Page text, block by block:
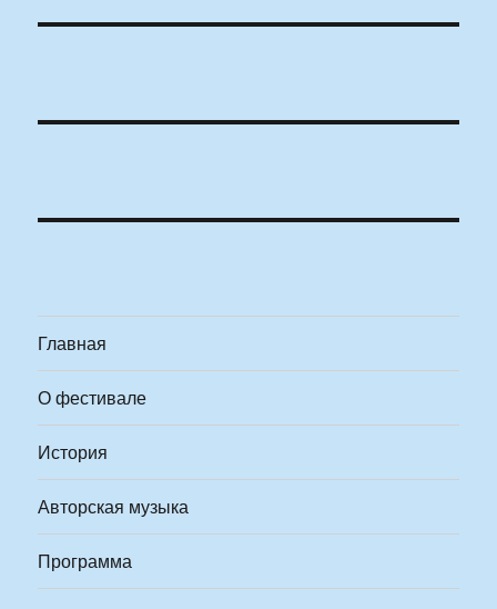
Главная
О фестивале
История
Авторская музыка
Программа